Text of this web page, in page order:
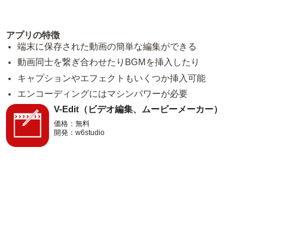
アプリの特徴
端末に保存された動画の簡単な編集ができる
動画同士を繋ぎ合わせたりBGMを挿入したり
キャプションやエフェクトもいくつか挿入可能
エンコーディングにはマシンパワーが必要
V-Edit（ビデオ編集、ムービーメーカー）
価格：無料
開発：w6studio